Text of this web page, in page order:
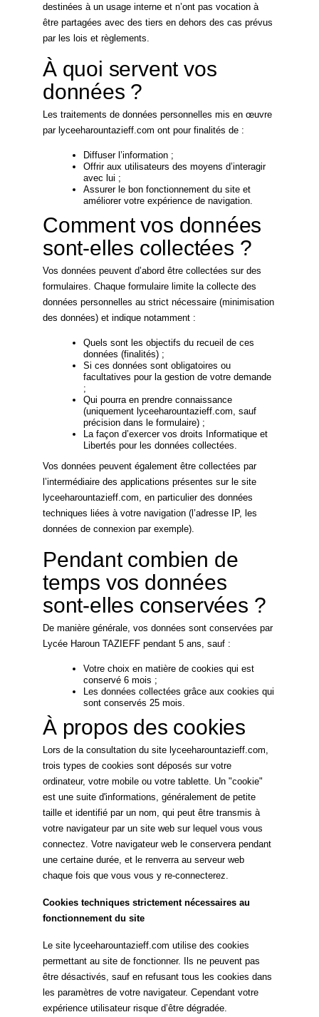
destinées à un usage interne et n’ont pas vocation à
être partagées avec des tiers en dehors des cas prévus
par les lois et règlements.
À quoi servent vos
données ?
Les traitements de données personnelles mis en œuvre
par lyceeharountazieff.com ont pour finalités de :
Diffuser l’information ;
Offrir aux utilisateurs des moyens d’interagir
avec lui ;
Assurer le bon fonctionnement du site et
améliorer votre expérience de navigation.
Comment vos données
sont-elles collectées ?
Vos données peuvent d’abord être collectées sur des
formulaires. Chaque formulaire limite la collecte des
données personnelles au strict nécessaire (minimisation
des données) et indique notamment :
Quels sont les objectifs du recueil de ces
données (finalités) ;
Si ces données sont obligatoires ou
facultatives pour la gestion de votre demande
;
Qui pourra en prendre connaissance
(uniquement lyceeharountazieff.com, sauf
précision dans le formulaire) ;
La façon d’exercer vos droits Informatique et
Libertés pour les données collectées.
Vos données peuvent également être collectées par
l’intermédiaire des applications présentes sur le site
lyceeharountazieff.com, en particulier des données
techniques liées à votre navigation (l’adresse IP, les
données de connexion par exemple).
Pendant combien de
temps vos données
sont-elles conservées ?
De manière générale, vos données sont conservées par
Lycée Haroun TAZIEFF pendant 5 ans, sauf :
Votre choix en matière de cookies qui est
conservé 6 mois ;
Les données collectées grâce aux cookies qui
sont conservés 25 mois.
À propos des cookies
Lors de la consultation du site lyceeharountazieff.com,
trois types de cookies sont déposés sur votre
ordinateur, votre mobile ou votre tablette. Un "cookie"
est une suite d'informations, généralement de petite
taille et identifié par un nom, qui peut être transmis à
votre navigateur par un site web sur lequel vous vous
connectez. Votre navigateur web le conservera pendant
une certaine durée, et le renverra au serveur web
chaque fois que vous vous y re-connecterez.
Cookies techniques strictement nécessaires au
fonctionnement du site
Le site lyceeharountazieff.com utilise des cookies
permettant au site de fonctionner. Ils ne peuvent pas
être désactivés, sauf en refusant tous les cookies dans
les paramètres de votre navigateur. Cependant votre
expérience utilisateur risque d’être dégradée.